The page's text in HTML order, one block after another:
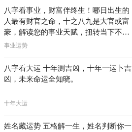
八字看事业，财富伴终生！哪日出生的
人最有财官之命，十之八九是大官或富
豪，解读您的事业天赋，扭转当下不利
困局！！
事业运势
八字看大运 十年测吉凶，十年一运卜吉
凶，未来命运全知晓。
十年大运
姓名藏运势 五格解一生，姓名判断你一